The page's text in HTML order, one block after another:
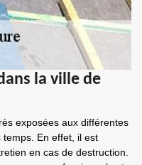
la ville de
exposées aux différentes
En effet, il est
en cas de destruction.